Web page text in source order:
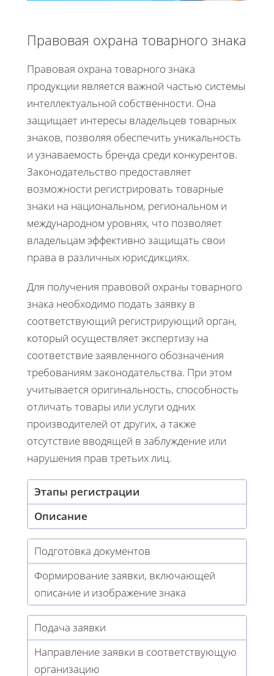
Правовая охрана товарного знака
Правовая охрана товарного знака
продукции является важной частью системы
интеллектуальной собственности. Она
защищает интересы владельцев товарных
знаков, позволяя обеспечить уникальность
и узнаваемость бренда среди конкурентов.
Законодательство предоставляет
возможности регистрировать товарные
знаки на национальном, региональном и
международном уровнях, что позволяет
владельцам эффективно защищать свои
права в различных юрисдикциях.
Для получения правовой охраны товарного
знака необходимо подать заявку в
соответствующий регистрирующий орган,
который осуществляет экспертизу на
соответствие заявленного обозначения
требованиям законодательства. При этом
учитывается оригинальность, способность
отличать товары или услуги одних
производителей от других, а также
отсутствие вводящей в заблуждение или
нарушения прав третьих лиц.
Этапы регистрации
Описание
Подготовка документов
Формирование заявки, включающей
описание и изображение знака
Подача заявки
Направление заявки в соответствующую
организацию